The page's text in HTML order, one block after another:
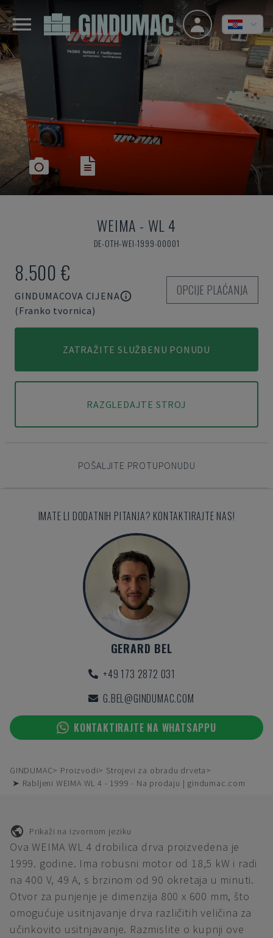
WEIMA - WL 4
DE-OTH-WEI-1999-00001
8.500 €
GINDUMACOVA CIJENA
(Franko tvornica)
OPCIJE PLAĆANJA
ZATRAŽITE SLUŽBENU PONUDU
RAZGLEDAJTE STROJ
POŠALJITE PROTUPONUDU
IMATE LI DODATNIH PITANJA? KONTAKTIRAJTE NAS!
GERARD BEL
+49 173 2872 031
G.BEL@GINDUMAC.COM
KONTAKTIRAJTE NA WHATSAPPU
GINDUMAC Proizvodi
Strojevi za obradu drveta
➤ Rabljeni WEIMA WL 4 - 1999 - Na prodaju | gindumac.com
Prikaži na izvornom jeziku
Ova WEIMA WL 4 drobilica drva proizvedena je
1999. godine. Ima robusni motor od 18,5 kW i radi
na 400 V, 49 A, s brzinom od 90 okretaja u minuti.
Otvor za punjenje je dimenzija 800 x 600 mm, što
omogućuje usitnjavanje drva različitih veličina za
učinkovito usitnjavanje. Razmislite o kupnji ove